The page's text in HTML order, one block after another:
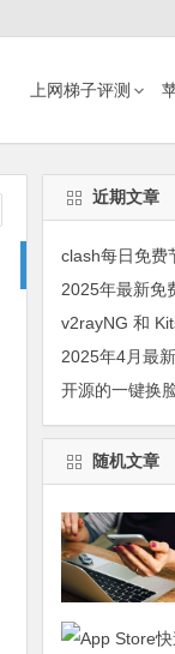
上网梯子评测
近期文章
clash每日免费
开源的一键换
随机文章